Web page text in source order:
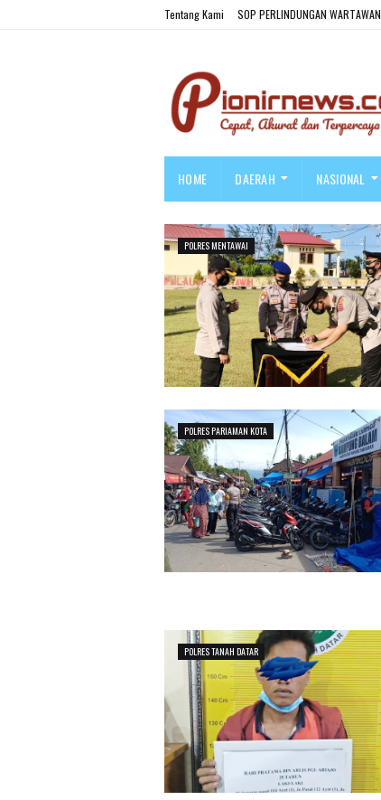
Tentang Kami SOP PERLINDUNGAN WARTAWAN
HOME DAERAH NASIONAL
POLRES MENTAWAI
POLRES PARIAMAN KOTA
POLRES TANAH DATAR